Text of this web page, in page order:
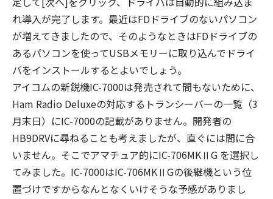
れ導入が完了します。最近はFDドライブのないパソコン
が増えてきましたので、そのようなときはFDドライブの
あるパソコンを使ってUSBメモリーに取り込んでドライ
バをインストールするとよいでしょう。
アイコムの新鋭機IC-7000は発売されて間もないために、
Ham Radio Deluxeの対応するトランシーバーの一覧（3
月末日）にIC-7000の記載がありません。開発者の
HB9DRVに尋ねることも考えましたが、直ぐには間に合
いません。そこでアマチュア的にIC-706MKⅡG を選択し
てみました。IC-7000はIC-706MKⅡGの後継機という位
置づけですからなんとなくいけそうな予感がありまし